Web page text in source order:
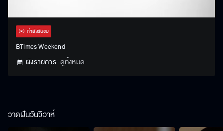
กำลังรับชม
BTimes Weekend
ผังรายการ ดูทั้งหมด
วาดฝันวันวิวาห์